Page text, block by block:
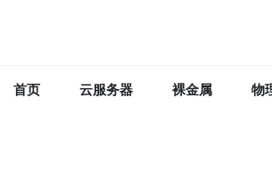
首页 云服务器 裸金属 物